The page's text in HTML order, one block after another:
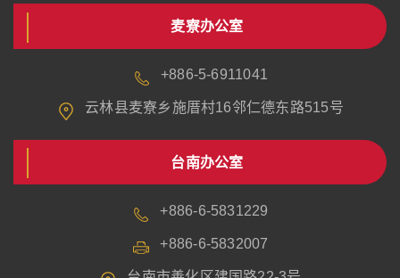
麦寮办公室
+886-5-6911041
云林县麦寮乡施厝村16邻仁德东路515号
台南办公室
+886-6-5831229
+886-6-5832007